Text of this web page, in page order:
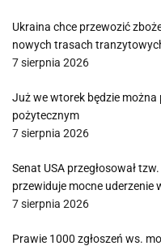
Ukraina chce przewozić
nowych trasach
7 sierpnia 2026
Już we wtorek będzie można
pożytecznym
7 sierpnia 2026
Senat USA przegłosował
przewiduje mocne uderzenie
7 sierpnia 2026
Prawie 1000 zgłoszeń ws.